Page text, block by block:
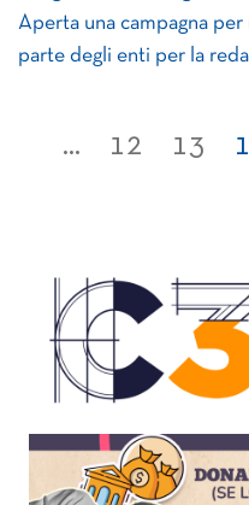
Aperta una campagna
parte degli enti per la
... 12 13